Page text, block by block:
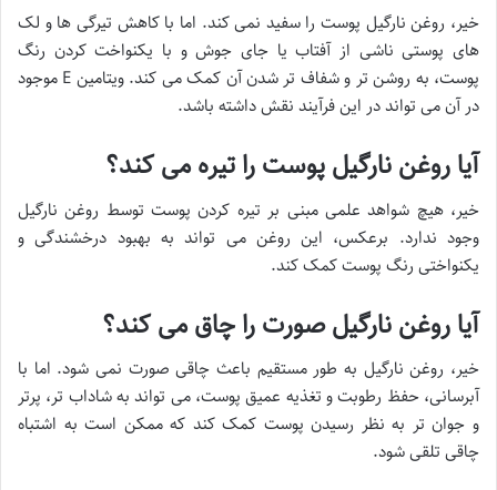
خیر، روغن نارگیل پوست را سفید نمی کند. اما با کاهش تیرگی ها و لک
های پوستی ناشی از آفتاب یا جای جوش و با یکنواخت کردن رنگ
پوست، به روشن تر و شفاف تر شدن آن کمک می کند. ویتامین E موجود
در آن می تواند در این فرآیند نقش داشته باشد.
آیا روغن نارگیل پوست را تیره می کند؟
خیر، هیچ شواهد علمی مبنی بر تیره کردن پوست توسط روغن نارگیل
وجود ندارد. برعکس، این روغن می تواند به بهبود درخشندگی و
یکنواختی رنگ پوست کمک کند.
آیا روغن نارگیل صورت را چاق می کند؟
خیر، روغن نارگیل به طور مستقیم باعث چاقی صورت نمی شود. اما با
آبرسانی، حفظ رطوبت و تغذیه عمیق پوست، می تواند به شاداب تر، پرتر
و جوان تر به نظر رسیدن پوست کمک کند که ممکن است به اشتباه
چاقی تلقی شود.